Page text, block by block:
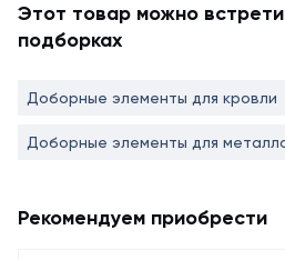
Этот товар можно
подборках
Доборные элементы для кровли
Доборные элементы для
Рекомендуем приобрести